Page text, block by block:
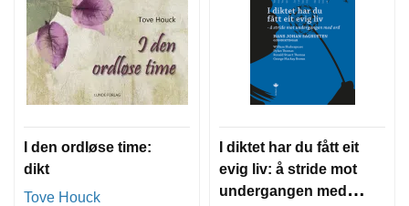
I den ordløse time:
dikt
Tove Houck
I diktet har du fått eit
evig liv: å stride mot
undergangen med